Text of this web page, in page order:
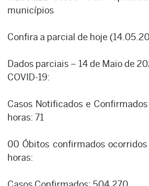
municípios
Confira a parcial de hoje
Dados parciais – 14 de Maio de
COVID-19:
Casos Notificados e
horas: 71
00 Óbitos confirmados
horas: